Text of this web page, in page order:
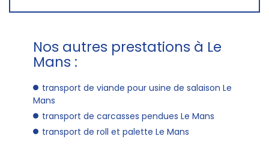
Nos autres prestations à Le
Mans :
transport de viande pour usine de salaison Le
Mans
transport de carcasses pendues Le Mans
transport de roll et palette Le Mans